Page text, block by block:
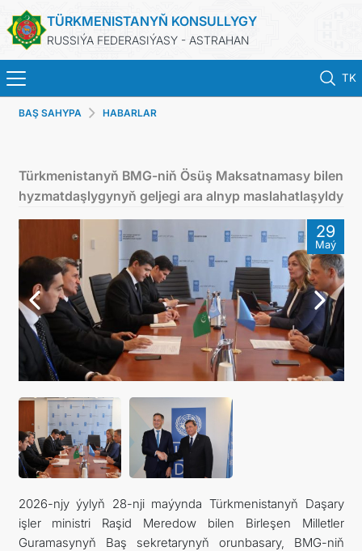
TÜRKMENISTANYŇ KONSULLYGY
RUSSIÝA FEDERASIÝASY - ASTRAHAN
TK
BAŞ SAHYPA
TÜRKMENISTAN
PASPORTLARYŇ MÖHLETINI UZALTMAK
KONSULLYK HYZMATLARY
RESMINAMALAR
DIM
ARAGATNAŞYK
BAŞ SAHYPA HABARLAR
Türkmenistanyň BMG-niň Ösüş Maksatnamasy bilen
hyzmatdaşlygynyň geljegi ara alnyp maslahatlaşyldy
29
Maý
2026-njy ýylyň 28-nji maýynda Türkmenistanyň Daşary
işler ministri Raşid Meredow bilen Birleşen Milletler
Guramasynyň Baş sekretarynyň orunbasary, BMG-niň